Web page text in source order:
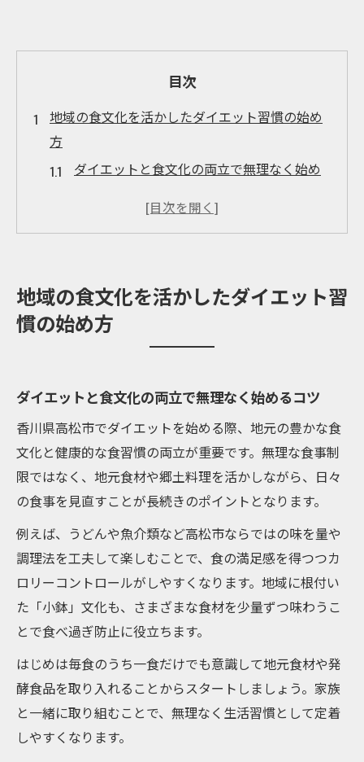
目次
地域の食文化を活かしたダイエット習慣の始め
方
ダイエットと食文化の両立で無理なく始め
地域食材を活かすダイエットの実践アイデ
夫
ダイエット習慣を根付かせる日常の食選び
地元食文化を楽しみながら続けるダイエッ
日常に取り入れる無理のないダイエット食事法
ダイエットを続けるための食事法の基本ポ
イント
毎日無理なく実践できるダイエット食習慣
の工夫
日常生活に役立つ簡単ダイエットレシピの
選び方
ストレスを減らすダイエット食の取り入れ
方
ダイエットと満足感を両立した食事法の秘
訣
高松市で健康を叶える食習慣のコツ
ダイエットと健康を叶える高松市の食生活
改善法
地域の食文化を活かしたダイエット習
慣の始め方
ダイエットと食文化の両立で無理なく始めるコツ
香川県高松市でダイエットを始める際、地元の豊かな食
文化と健康的な食習慣の両立が重要です。無理な食事制
限ではなく、地元食材や郷土料理を活かしながら、日々
の食事を見直すことが長続きのポイントとなります。
例えば、うどんや魚介類など高松市ならではの味を量や
調理法を工夫して楽しむことで、食の満足感を得つつカ
ロリーコントロールがしやすくなります。地域に根付い
た「小鉢」文化も、さまざまな食材を少量ずつ味わうこ
とで食べ過ぎ防止に役立ちます。
はじめは毎食のうち一食だけでも意識して地元食材や発
酵食品を取り入れることからスタートしましょう。家族
と一緒に取り組むことで、無理なく生活習慣として定着
しやすくなります。